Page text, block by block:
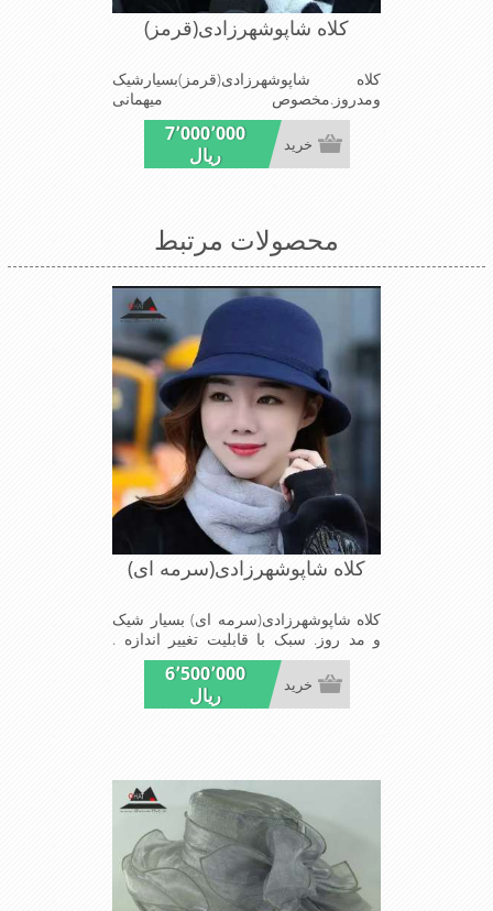
کلاه شاپوشهرزادی(قرمز)
کلاه شاپوشهرزادی(قرمز)بسیارشیک
ومدروز.مخصوص میهمانی
هاومجالس.بسیارسبک باقابلیت تغییراندازه
7٬000٬000
ریال
خرید
محصولات مرتبط
کلاه شاپوشهرزادی(سرمه ای)
کلاه شاپوشهرزادی(سرمه ای) بسیار شیک
و مد روز. سبک با قابلیت تغییر اندازه .
مناسب میهمانی ها و مجالس
6٬500٬000
ریال
خرید